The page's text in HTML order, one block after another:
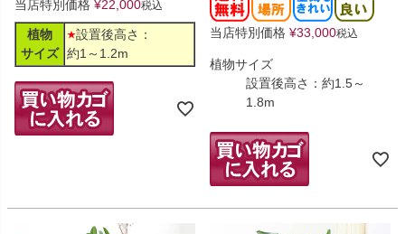
当店特別価格 ¥22,000税込
植物
サイズ
設置後高さ：
約1～1.2m
当店特別価格 ¥33,000税込
植物サイズ
設置後高さ：約1.5～
1.8m